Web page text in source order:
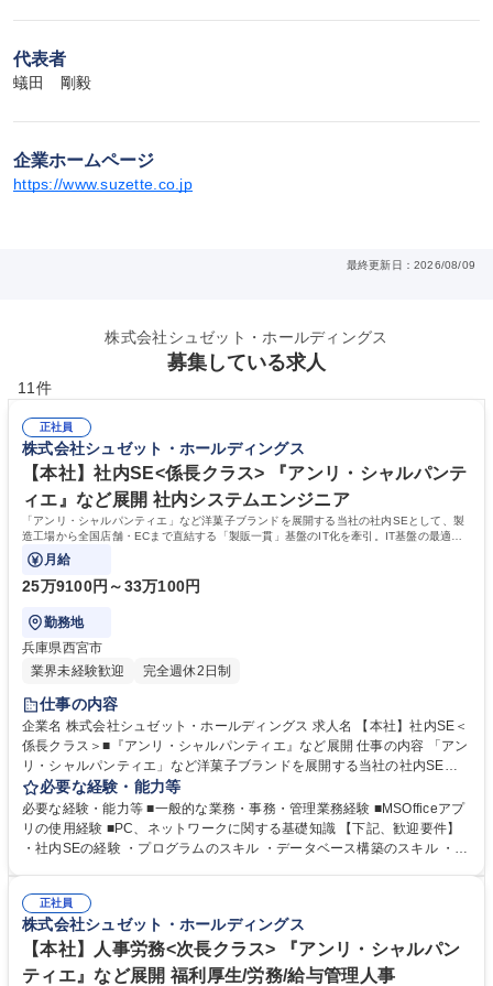
代表者
蟻田　剛毅
企業ホームページ
https://www.suzette.co.jp
最終更新日：2026/08/09
株式会社シュゼット・ホールディングス
募集している求人
11件
正社員
株式会社シュゼット・ホールディングス
【本社】社内SE<係長クラス> 『アンリ・シャルパンテ
ィエ』など展開 社内システムエンジニア
「アンリ・シャルパンティエ」など洋菓子ブランドを展開する当社の社内SEとして、製
造工場から全国店舗・ECまで直結する「製販一貫」基盤のIT化を牽引。IT基盤の最適化
を通じて事業成長を支える仕事です。
月給
25万9100円～33万100円
勤務地
兵庫県西宮市
業界未経験歓迎
完全週休2日制
仕事の内容
企業名 株式会社シュゼット・ホールディングス 求人名 【本社】社内SE＜
係長クラス＞■『アンリ・シャルパンティエ』など展開 仕事の内容 「アン
リ・シャルパンティエ」など洋菓子ブランドを展開する当社の社内SEと
して、製造工場から全国店舗・ECまで直結する「製販一貫」基盤のIT化を
牽引。IT基盤の最適化を通じて事業成長を支える仕事です。 【業務詳細】
・情報システムの企画・開発・運用・保守 ・社内システムの運用・保守
・サポートデスク業務 ・情報機器の保守・保全業務 募集職種 【本社】社
必要な経験・能力等
必要な経験・能力等 ■一般的な業務・事務・管理業務経験 ■MSOfficeアプ
リの使用経験 ■PC、ネットワークに関する基礎知識 【下記、歓迎要件】
・社内SEの経験 ・プログラムのスキル ・データベース構築のスキル ・デ
正社員
株式会社シュゼット・ホールディングス
【本社】人事労務<次長クラス> 『アンリ・シャルパン
ティエ』など展開 福利厚生/労務/給与管理人事